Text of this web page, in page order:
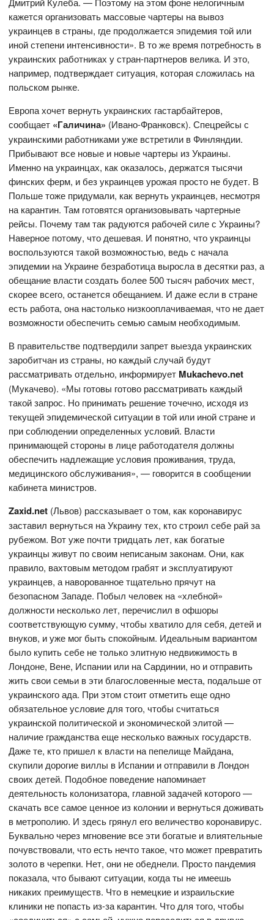
кажется организовать массовые чартеры на вывоз
украинцев в страны, где продолжается эпидемия той или
иной степени интенсивности». В то же время потребность в
украинских работниках у стран-партнеров велика. И это,
например, подтверждает ситуация, которая сложилась на
польском рынке.
Европа хочет вернуть украинских гастарбайтеров,
сообщает «Галичина» (Ивано-Франковск). Спецрейсы с
украинскими работниками уже встретили в Финляндии.
Прибывают все новые и новые чартеры из Украины.
Именно на украинцах, как оказалось, держатся тысячи
финских ферм, и без украинцев урожая просто не будет. В
Польше тоже придумали, как вернуть украинцев, несмотря
на карантин. Там готовятся организовывать чартерные
рейсы. Почему там так радуются рабочей силе с Украины?
Наверное потому, что дешевая. И понятно, что украинцы
воспользуются такой возможностью, ведь с начала
эпидемии на Украине безработица выросла в десятки раз, а
обещание власти создать более 500 тысяч рабочих мест,
скорее всего, останется обещанием. И даже если в стране
есть работа, она настолько низкооплачиваемая, что не дает
возможности обеспечить семью самым необходимым.
В правительстве подтвердили запрет выезда украинских
заробитчан из страны, но каждый случай будут
рассматривать отдельно, информирует Mukachevo.net
(Мукачево). «Мы готовы готово рассматривать каждый
такой запрос. Но принимать решение точечно, исходя из
текущей эпидемической ситуации в той или иной стране и
при соблюдении определенных условий. Власти
принимающей стороны в лице работодателя должны
обеспечить надлежащие условия проживания, труда,
медицинского обслуживания», — говорится в сообщении
кабинета министров.
Zaxid.net (Львов) рассказывает о том, как коронавирус
заставил вернуться на Украину тех, кто строил себе рай за
рубежом. Вот уже почти тридцать лет, как богатые
украинцы живут по своим неписаным законам. Они, как
правило, вахтовым методом грабят и эксплуатируют
украинцев, а наворованное тщательно прячут на
безопасном Западе. Побыл человек на «хлебной»
должности несколько лет, перечислил в офшоры
соответствующую сумму, чтобы хватило для себя, детей и
внуков, и уже мог быть спокойным. Идеальным вариантом
было купить себе не только элитную недвижимость в
Лондоне, Вене, Испании или на Сардинии, но и отправить
жить свои семьи в эти благословенные места, подальше от
украинского ада. При этом стоит отметить еще одно
обязательное условие для того, чтобы считаться
украинской политической и экономической элитой —
наличие гражданства еще несколько важных государств.
Даже те, кто пришел к власти на пепелище Майдана,
скупили дорогие виллы в Испании и отправили в Лондон
своих детей. Подобное поведение напоминает
деятельность колонизатора, главной задачей которого —
скачать все самое ценное из колонии и вернуться доживать
в метрополию. И здесь грянул его величество коронавирус.
Буквально через мгновение все эти богатые и влиятельные
почувствовали, что есть нечто такое, что может превратить
золото в черепки. Нет, они не обеднели. Просто пандемия
показала, что бывают ситуации, когда ты не имеешь
никаких преимуществ. Что в немецкие и израильские
клиники не попасть из-за карантин. Что для того, чтобы